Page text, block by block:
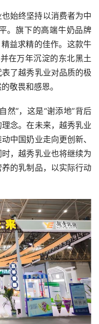
始终坚持以消费者为中
。旗下的高端牛奶品牌
益求精的佳作。这款牛
在万年沉淀的东北黑土
了越秀乳业对品质的极
敬畏和感恩。
然”，这是“谢添地”背后
念。在未来，越秀乳业
中国奶业走向更创新、
，越秀乳业也将继续为
的乳制品，以实际行动